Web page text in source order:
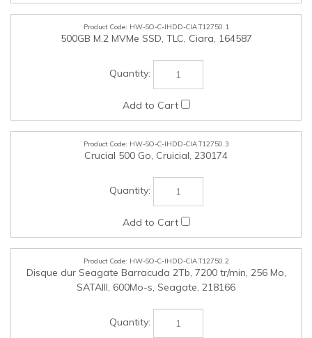
HW-SO-C-IHDD-CIA.T12750.1
500GB M.2 MVMe SSD, TLC, Ciara, 164587
HW-SO-C-IHDD-CIA.T12750.2
Disque dur Seagate Barracuda 2Tb, 7200 tr/min, 256 Mo,
SATAIII, 600Mo-s, Seagate, 218166